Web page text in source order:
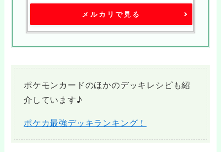
メルカリで見る
ポケモンカードのほかのデッキレシピも紹
介しています♪
ポケカ最強デッキランキング！